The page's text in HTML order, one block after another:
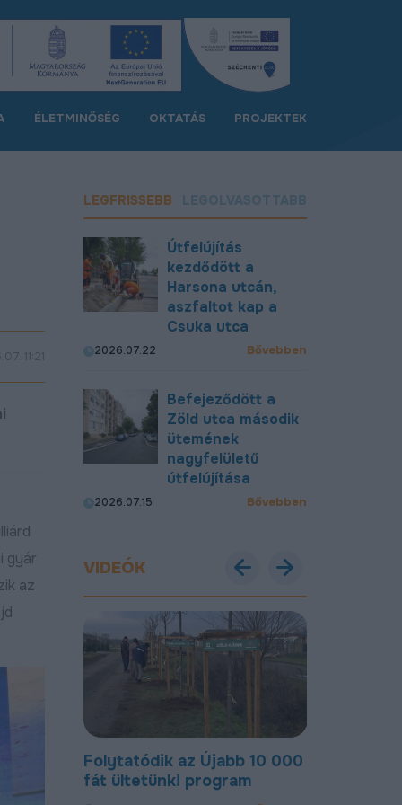
ÉLETMINŐSÉG OKTATÁS PROJEKTEK
11:21
gyár
az
LEGFRISSEBB
Útfelújítás
kezdődött a
Harsona utcán,
aszfaltot kap a
Csuka utca
2026.07.22 Bővebben
Befejeződött a
Zöld utca második
ütemének
nagyfelületű
útfelújítása
2026.07.15 Bővebben
VIDEÓK
10 000
Most már új, aszfaltozott
úton lehet közlekedni a
Gohér és a Délibáb